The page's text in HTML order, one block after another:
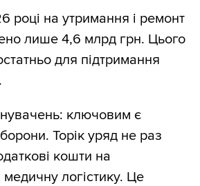
році на утримання і ремонт
лише 4,6 млрд грн. Цього
для підтримання
ключовим є
Торік уряд не раз
кошти на
логістику. Це